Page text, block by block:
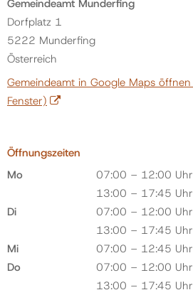
Gemeindeamt Munderfing
Dorfplatz 1
5222 Munderfing
Österreich
Gemeindeamt in Google Maps öffnen
Fenster)
Öffnungszeiten
Mo
07:00 – 12:00 Uhr
13:00 – 17:45 Uhr
Di
07:00 – 12:00 Uhr
13:00 – 17:45 Uhr
Mi
07:00 – 12:45 Uhr
Do
07:00 – 12:00 Uhr
13:00 – 17:45 Uhr